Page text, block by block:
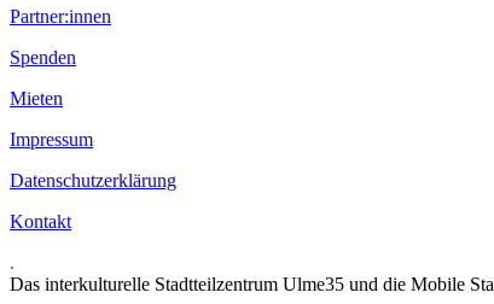
Partner:innen
Spenden
Mieten
Impressum
Datenschutzerklärung
Kontakt
.
Das interkulturelle Stadtteilzentrum Ulme35 und die Mobile